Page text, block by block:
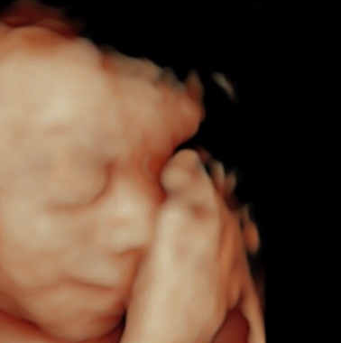
de siete sobrin@s (cinco biológicos y dos políticos). En mi
lo que no habíamos tenido que manejar hasta ahora era la